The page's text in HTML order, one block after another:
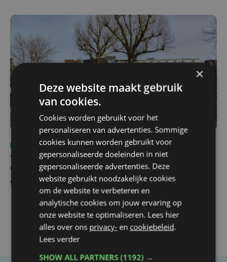
Nieuws
wo 5 augustus | 11:57
Vier Oostendse gynaecologen versterken dienst in AZ
West, dat ook een nieuwe voltijdse gynaecoloog
verwelkomt
×
Deze website maakt gebruik
van cookies.
Cookies worden gebruikt voor het
personaliseren van advertenties. Sommige
cookies kunnen worden gebruikt voor
gepersonaliseerde doeleinden in niet
gepersonaliseerde advertenties. Deze
website gebruikt noodzakelijke cookies
om de website te verbeteren en
analytische cookies om jouw ervaring op
onze website te optimaliseren. Lees hier
alles over ons privacy- en cookiebeleid.
Lees verder
SHOW ALL PARTNERS(1192) →